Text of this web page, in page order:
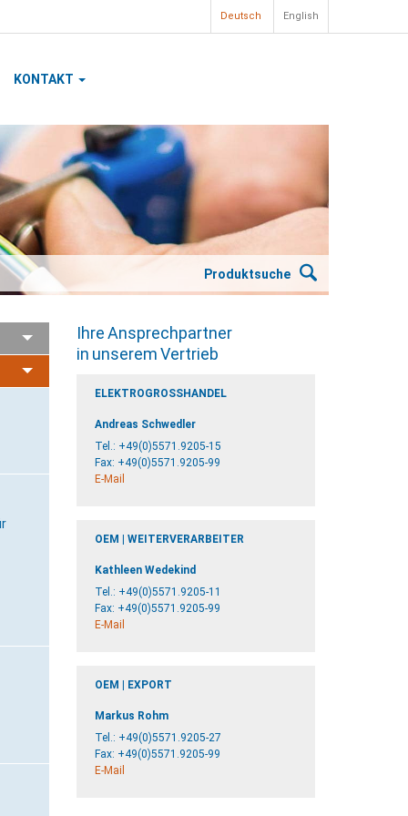
Deutsch English
KONTAKT
Produktsuche
Ihre Ansprechpartner
in unserem Vertrieb
ELEKTROGROSSHANDEL
Andreas Schwedler
Tel.: +49(0)5571.9205-15
Fax: +49(0)5571.9205-99
E-Mail
OEM | WEITERVERARBEITER
Kathleen Wedekind
Tel.: +49(0)5571.9205-11
Fax: +49(0)5571.9205-99
E-Mail
OEM | EXPORT
Markus Rohm
Tel.: +49(0)5571.9205-27
Fax: +49(0)5571.9205-99
E-Mail